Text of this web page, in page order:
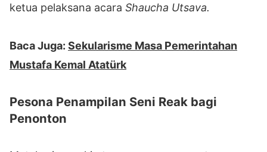
ketua pelaksana acara Shaucha Utsava.
Baca Juga: Sekularisme Masa Pemerintahan
Mustafa Kemal Atatürk
Pesona Penampilan Seni Reak bagi
Penonton